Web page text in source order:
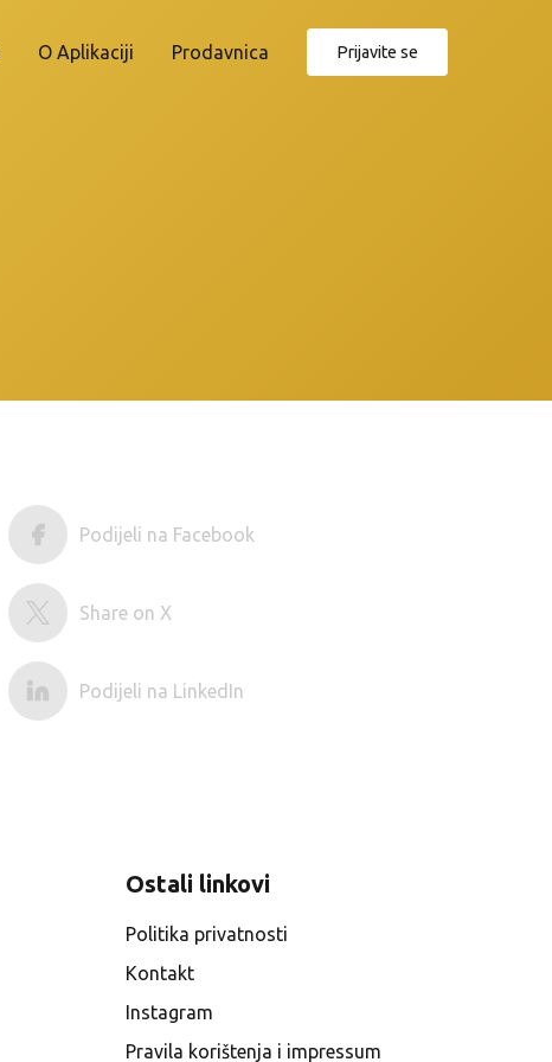
O Aplikaciji Prodavnica Prijavite se
Podijeli na Facebook
Share on X
Podijeli na LinkedIn
Ostali linkovi
Politika privatnosti
Kontakt
Instagram
Pravila korištenja i impressum